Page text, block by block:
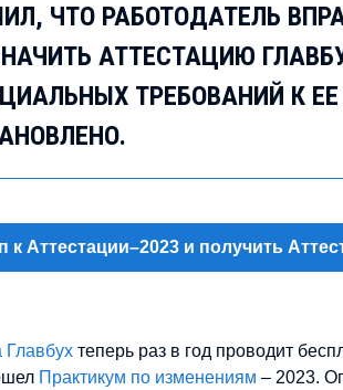
ЧТО РАБОТОДАТЕЛЬ
АТТЕСТАЦИЮ
ТРЕБОВАНИЙ К
к Аттестации–2023 и получить
теперь раз в год проводит
Практикум по изменениям – 2023.